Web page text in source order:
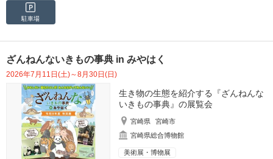
駐車場
ざんねんないきもの事典 in みやはく
2026年7月11日(土)～8月30日(日)
生き物の生態を紹介する『ざんねんな
いきもの事典』の展覧会
宮崎県
宮崎市
宮崎県総合博物館
美術展・博物展